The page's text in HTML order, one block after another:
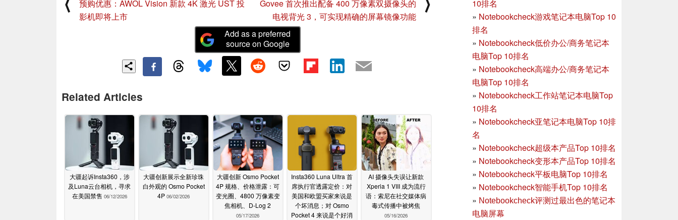
10排名
» Notebookcheck游戏笔记本电脑Top 10
排名
» Notebookcheck低价办公/商务笔记本
电脑Top 10排名
» Notebookcheck高端办公/商务笔记本
电脑Top 10排名
» Notebookcheck工作站笔记本电脑Top
10排名
» Notebookcheck亚笔记本电脑Top 10排
名
» Notebookcheck超级本产品Top 10排名
» Notebookcheck变形本产品Top 10排名
» Notebookcheck平板电脑Top 10排名
» Notebookcheck智能手机Top 10排名
» Notebookcheck评测过最出色的笔记本
电脑屏幕
预购优惠：AWOL Vision 新款 4K 激光 UST 投
影机即将上市
Govee 首次推出配备 400 万像素双摄像头的
电视背光 3，可实现精确的屏幕镜像功能
Add as a preferred
source on Google
Related Articles
大疆起诉Insta360，涉
及Luna云台相机，寻求
在美国禁售 06/12/2026
大疆创新展示全新珍珠
白外观的 Osmo Pocket
4P 06/02/2026
大疆创新 Osmo Pocket
4P 规格、价格泄露：可
变光圈、4800 万像素变
焦相机、D-Log 2
05/17/2026
Insta360 Luna Ultra 首
席执行官透露定价：对
美国和欧盟买家来说是
个坏消息；对 Osmo
Pocket 4 来说是个好消
AI 摄像头失误让新款
Xperia 1 VIII 成为流行
语：索尼在社交媒体病
毒式传播中被烤焦
05/16/2026